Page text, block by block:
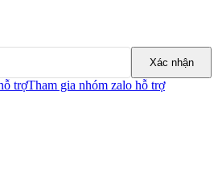
Xác nhận
trợTham gia nhóm zalo hỗ trợ